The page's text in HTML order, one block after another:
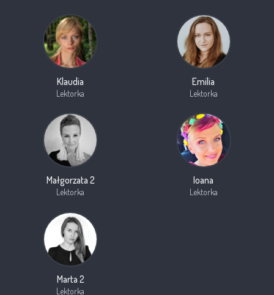
Klaudia
Lektorka
Emilia
Lektorka
Małgorzata 2
Lektorka
Ioana
Lektorka
Marta 2
Lektorka